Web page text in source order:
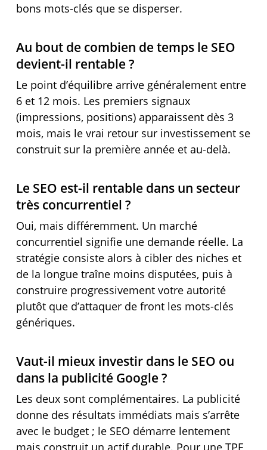
bons mots-clés que se disperser.
Au bout de combien de temps le SEO
devient-il rentable ?
Le point d’équilibre arrive généralement entre
6 et 12 mois. Les premiers signaux
(impressions, positions) apparaissent dès 3
mois, mais le vrai retour sur investissement se
construit sur la première année et au-delà.
Le SEO est-il rentable dans un secteur
très concurrentiel ?
Oui, mais différemment. Un marché
concurrentiel signifie une demande réelle. La
stratégie consiste alors à cibler des niches et
de la longue traîne moins disputées, puis à
construire progressivement votre autorité
plutôt que d’attaquer de front les mots-clés
génériques.
Vaut-il mieux investir dans le SEO ou
dans la publicité Google ?
Les deux sont complémentaires. La publicité
donne des résultats immédiats mais s’arrête
avec le budget ; le SEO démarre lentement
mais construit un actif durable. Pour une TPE,